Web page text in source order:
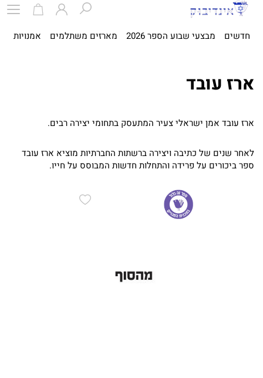
חדשים מבצעי שבוע הספר 2026 מארזים משתלמים אמנויות
ארז עובד
ארז עובד אמן ישראלי צעיר המתעסק בתחומי יצירה רבים.
לאחר שנים של כתיבה ויצירה ברשתות החברתיות מוציא ארז עובד
ספר ביכורים על פרידה והתחלות חדשות המבוסס על חייו.